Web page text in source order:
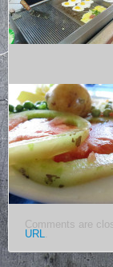
Comments are
URL